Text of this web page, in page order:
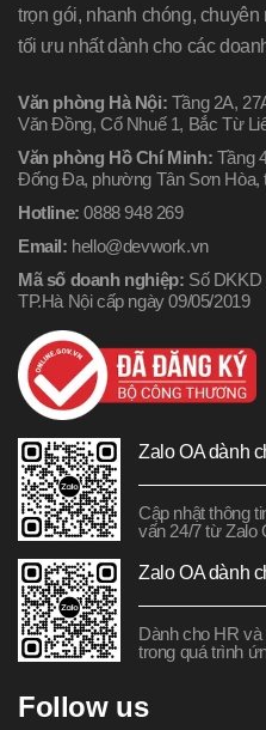
trọn gói, nhanh chóng, chuyên
tối ưu nhất dành cho các
Văn phòng Hà Nội: Tầng 2A,
Văn Đồng, Cổ Nhuế 1, Bắc Từ
Văn phòng Hồ Chí Minh: Tầng
Đống Đa, phường Tân Sơn Hòa,
Hotline: 0888 948 269
Email: hello@devwork.vn
Mã số doanh nghiệp: Số
TP.Hà Nội cấp ngày 09/05/2019
Zalo OA dành
Cập nhật thông
vấn 24/7 từ Zalo
Zalo OA dành
Dành cho HR
trong quá trình
Follow us